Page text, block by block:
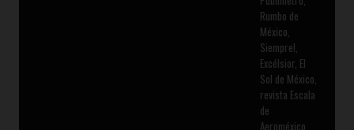
Rumbo de
México,
Siempre!,
Excélsior, El
Sol de México,
revista Escala
de
Aeroméxico,